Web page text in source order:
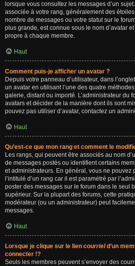
lorsque vous consultez les messages d’un
associée à votre rang, généralement des
nombre de messages ou votre statut sur le
plus grande, est connue sous le nom d’avatar
propre à chaque membre.
Haut
Comment puis-je afficher un avatar ?
Depuis votre panneau d’utilisateur, dans
un avatar en utilisant l’une des quatre
galerie, distant ou importé. L’administrateur du
avatars et décider de la manière dont ils sont
pouvez pas utiliser d’avatar, contactez un
Haut
Qu’est-ce que mon rang et comment le
Les rangs, qui peuvent être associés au nom
de messages postés ou identifient certains
et administrateurs. En général, vous ne pouvez
l’intitulé d’un rang car il est paramétré par
poster des messages sur le forum dans le seul
supérieur. Sur la plupart des forums, cette
modérateur (ou un administrateur) peut
messages.
Haut
Lorsque je clique sur le lien courrield’un
connecter !?
Seuls les membres peuvent s’envoyer des